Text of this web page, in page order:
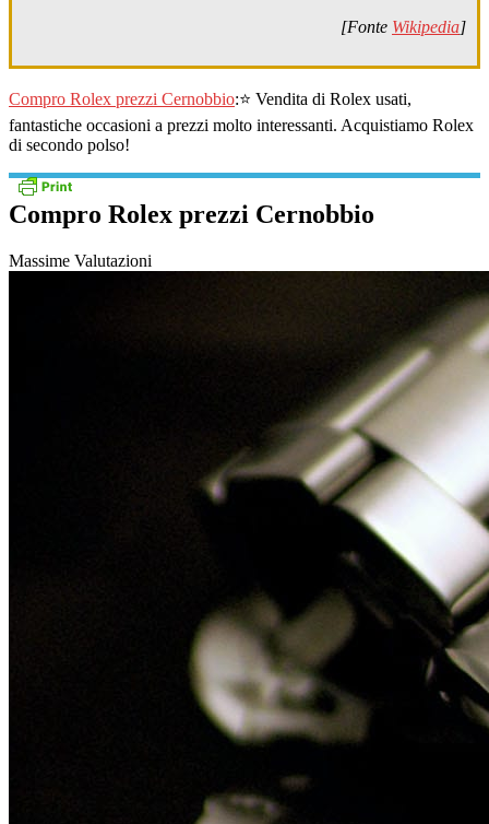
[Fonte Wikipedia]
Compro Rolex prezzi Cernobbio:⭐ Vendita di Rolex usati,
fantastiche occasioni a prezzi molto interessanti. Acquistiamo Rolex
di secondo polso!
Compro Rolex prezzi Cernobbio
Massime Valutazioni